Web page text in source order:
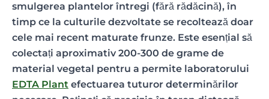
smulgerea plantelor întregi (fără rădăcină), în
timp ce la culturile dezvoltate se recoltează doar
cele mai recent maturate frunze. Este esențial să
colectați aproximativ 200-300 de grame de
material vegetal pentru a permite laboratorului
EDTA Plant efectuarea tuturor determinărilor